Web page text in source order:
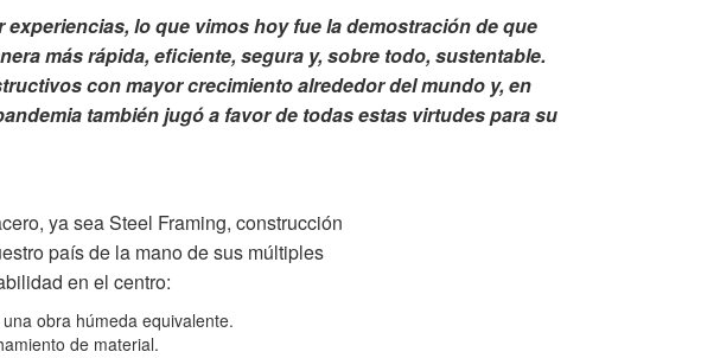
lo que vimos hoy fue la demostración de que
más rápida, eficiente, segura y, sobre todo, sustentable.
con mayor crecimiento alrededor del mundo y, en
también jugó a favor de todas estas virtudes para su
ya sea Steel Framing, construcción
país de la mano de sus múltiples
en el centro:
obra húmeda equivalente.
de material.